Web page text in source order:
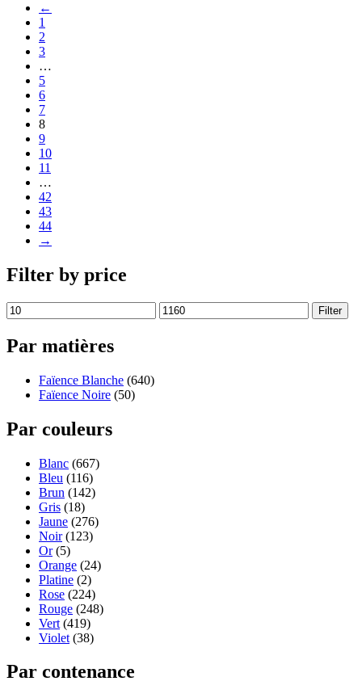
←
1
2
3
…
5
6
7
8
9
10
11
…
42
43
44
→
Filter by price
Filter
Par matières
Faïence Blanche (640)
Faïence Noire (50)
Par couleurs
Blanc (667)
Bleu (116)
Brun (142)
Gris (18)
Jaune (276)
Noir (123)
Or (5)
Orange (24)
Platine (2)
Rose (224)
Rouge (248)
Vert (419)
Violet (38)
Par contenance